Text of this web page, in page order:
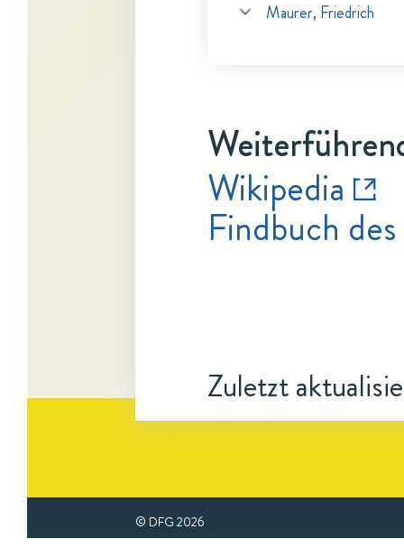
Maurer, Friedrich
Wikipedia
Findbuch
Zuletzt
© DFG 2026